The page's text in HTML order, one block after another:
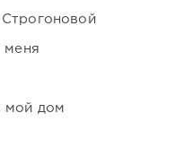
меня
мой дом